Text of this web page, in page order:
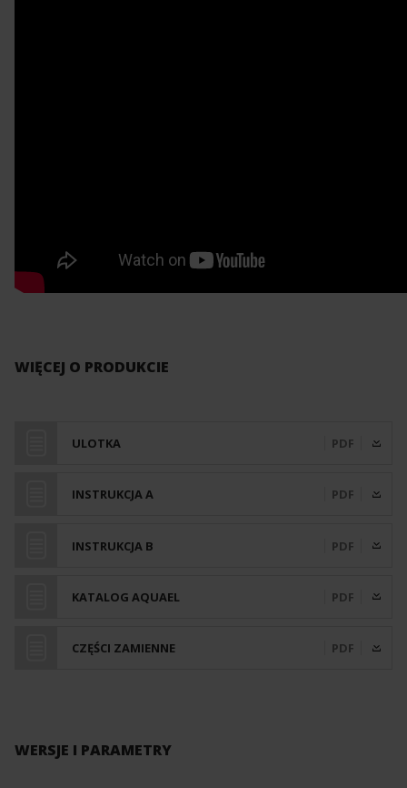
WIĘCEJ O PRODUKCIE
ULOTKA PDF
INSTRUKCJA A PDF
INSTRUKCJA B PDF
KATALOG AQUAEL PDF
CZĘŚCI ZAMIENNE PDF
WERSJE I PARAMETRY